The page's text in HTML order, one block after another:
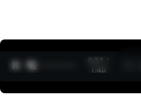
0:27 /
1:40